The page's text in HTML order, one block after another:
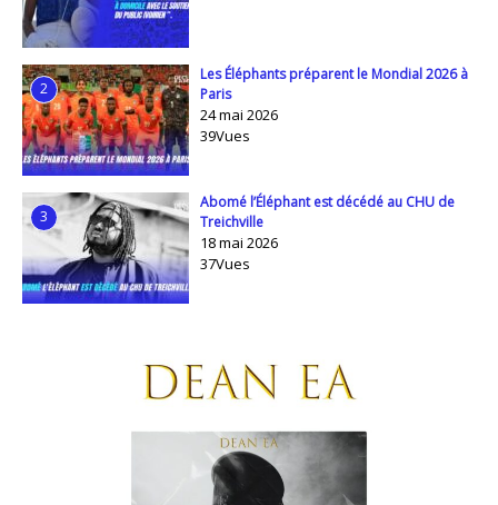
2
Les Éléphants préparent le Mondial 2026 à
Paris
24 mai 2026
39Vues
3
Abomé l’Éléphant est décédé au CHU de
Treichville
18 mai 2026
37Vues